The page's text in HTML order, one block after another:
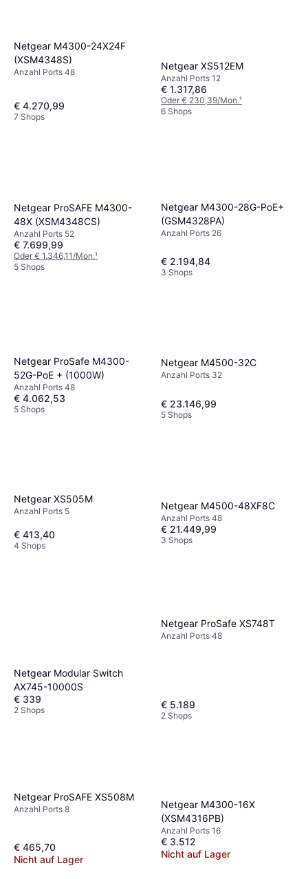
Netgear M4300-24X24F
(XSM4348S)
Anzahl Ports 48
€ 4.270,99
7 Shops
Netgear XS512EM
Anzahl Ports 12
€ 1.317,86
Oder € 230,39/Mon.¹
6 Shops
Netgear ProSAFE M4300-
48X (XSM4348CS)
Anzahl Ports 52
€ 7.699,99
Oder € 1.346,11/Mon.¹
5 Shops
Netgear M4300-28G-PoE+
(GSM4328PA)
Anzahl Ports 26
€ 2.194,84
3 Shops
Netgear ProSafe M4300-
52G-PoE + (1000W)
Anzahl Ports 48
€ 4.062,53
5 Shops
Netgear M4500-32C
Anzahl Ports 32
€ 23.146,99
5 Shops
Netgear XS505M
Anzahl Ports 5
€ 413,40
4 Shops
Netgear M4500-48XF8C
Anzahl Ports 48
€ 21.449,99
3 Shops
Netgear Modular Switch
AX745-10000S
€ 339
2 Shops
Netgear ProSafe XS748T
Anzahl Ports 48
€ 5.189
2 Shops
Netgear ProSAFE XS508M
Anzahl Ports 8
€ 465,70
Nicht auf Lager
Netgear M4300-16X
(XSM4316PB)
Anzahl Ports 16
€ 3.512
Nicht auf Lager